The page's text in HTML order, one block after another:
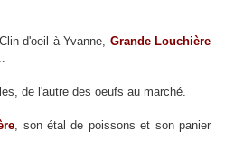
d'oeil à Yvanne, Grande Louchière
de l'autre des oeufs au marché.
, son étal de poissons et son panier